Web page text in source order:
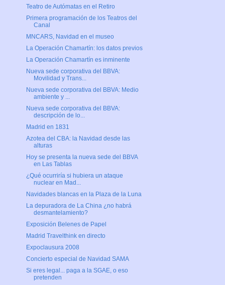
Teatro de Autómatas en el Retiro
Primera programación de los Teatros del
Canal
MNCARS, Navidad en el museo
La Operación Chamartín: los datos previos
La Operación Chamartín es inminente
Nueva sede corporativa del BBVA:
Movilidad y Trans...
Nueva sede corporativa del BBVA: Medio
ambiente y ...
Nueva sede corporativa del BBVA:
descripción de lo...
Madrid en 1831
Azotea del CBA: la Navidad desde las
alturas
Hoy se presenta la nueva sede del BBVA
en Las Tablas
¿Qué ocurriría si hubiera un ataque
nuclear en Mad...
Navidades blancas en la Plaza de la Luna
La depuradora de La China ¿no habrá
desmantelamiento?
Exposición Belenes de Papel
Madrid Travelthink en directo
Expoclausura 2008
Concierto especial de Navidad SAMA
Si eres legal... paga a la SGAE, o eso
pretenden